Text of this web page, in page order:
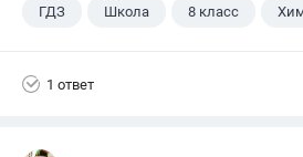
ГДЗ Школа 8 класс
1 ответ